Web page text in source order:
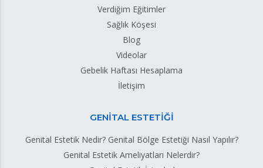
Verdiğim Eğitimler
Sağlık Köşesi
Blog
Videolar
Gebelik Haftası Hesaplama
İletişim
GENİTAL ESTETİĞİ
Genital Estetik Nedir? Genital Bölge Estetiği Nasıl Yapılır?
Genital Estetik Ameliyatları Nelerdir?